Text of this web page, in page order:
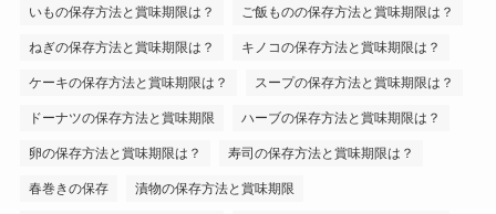
いもの保存方法と賞味期限は？ ご飯ものの保存方法と賞味期限は？
ねぎの保存方法と賞味期限は？ キノコの保存方法と賞味期限は？
ケーキの保存方法と賞味期限は？ スープの保存方法と賞味期限は？
ドーナツの保存方法と賞味期限 ハーブの保存方法と賞味期限は？
卵の保存方法と賞味期限は？ 寿司の保存方法と賞味期限は？
春巻きの保存 漬物の保存方法と賞味期限